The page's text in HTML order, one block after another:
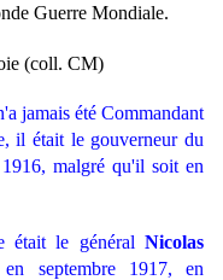
Guerre Mondiale.
(coll. CM)
jamais été Commandant
il était le gouverneur du
malgré qu'il soit en
était le général Nicolas
septembre 1917, en